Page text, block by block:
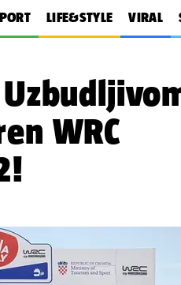
LIFE&STYLE VIRAL
WRC